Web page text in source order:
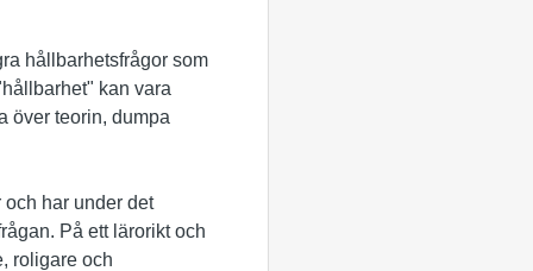
hållbarhetsfrågor som
kan vara
över teorin, dumpa
har under det
På ett lärorikt och
roligare och